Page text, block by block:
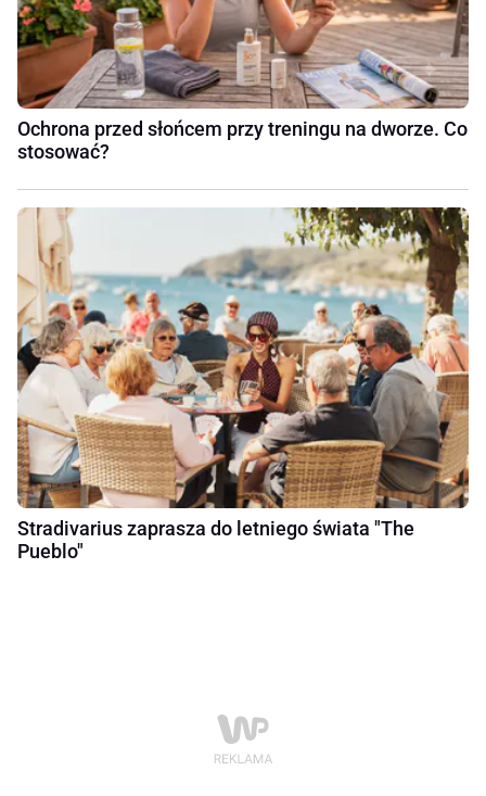
Ochrona przed słońcem przy treningu na dworze. Co
stosować?
Stradivarius zaprasza do letniego świata "The
Pueblo"